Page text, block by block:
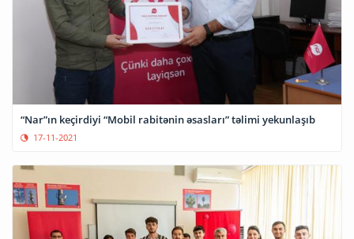
“Nar”ın keçirdiyi “Mobil rabitənin əsasları” təlimi yekunlaşıb
17-11-2021